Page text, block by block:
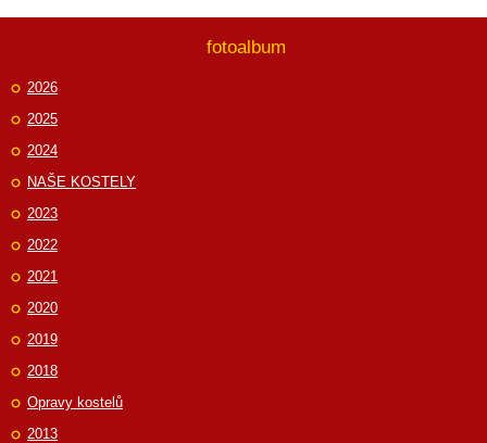
fotoalbum
2026
2025
2024
NAŠE KOSTELY
2023
2022
2021
2020
2019
2018
Opravy kostelů
2013